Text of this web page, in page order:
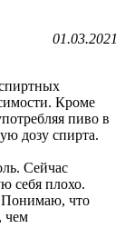
01.03.2021
Кроме
пиво в
дозу спирта.
Сейчас
себя плохо.
Понимаю, что
чем